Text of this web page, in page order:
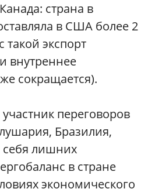
страна в
в США более 2
экспорт
внутреннее
сокращается).
переговоров
Бразилия,
себя лишних
в стране
экономического